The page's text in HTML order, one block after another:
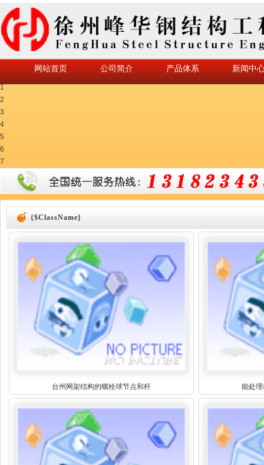
网站首页 公司简介 产品体系 新闻中
1
2
3
4
5
6
7
{$ClassName}
台州网架结构的螺栓球节点和杆 能处